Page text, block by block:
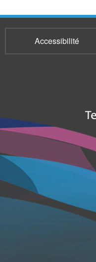
Accessibilité